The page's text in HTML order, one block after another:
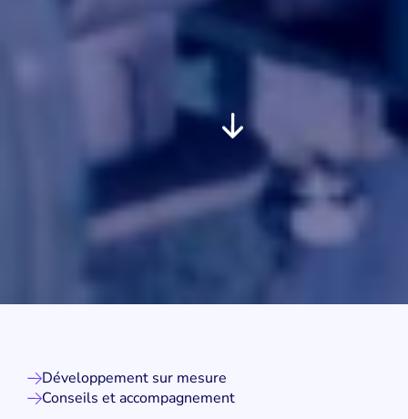
Développement sur mesure
Conseils et accompagnement